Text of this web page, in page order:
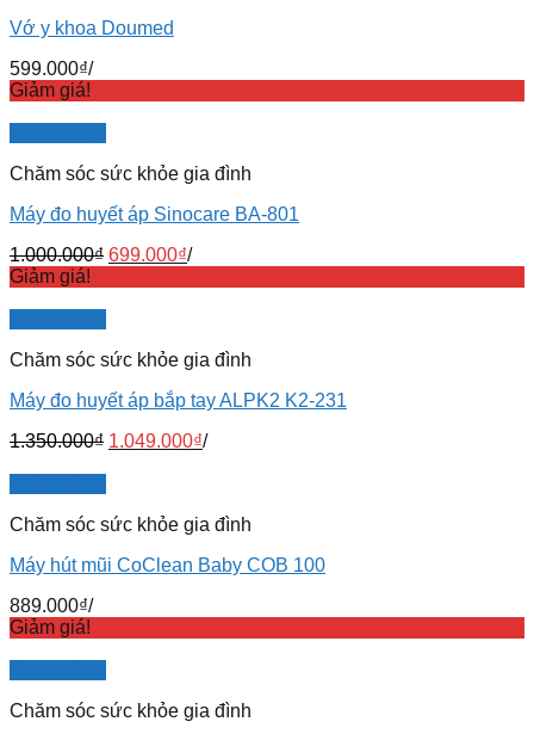
Vớ y khoa Doumed
599.000₫/
Giảm giá!
Chăm sóc sức khỏe gia đình
Máy đo huyết áp Sinocare BA-801
1.000.000₫ 699.000₫/
Giảm giá!
Chăm sóc sức khỏe gia đình
Máy đo huyết áp bắp tay ALPK2 K2-231
1.350.000₫ 1.049.000₫/
Chăm sóc sức khỏe gia đình
Máy hút mũi CoClean Baby COB 100
889.000₫/
Giảm giá!
Chăm sóc sức khỏe gia đình